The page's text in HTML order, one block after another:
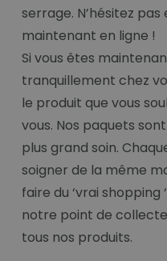
serrage. N’hésitez
maintenant en ligne !
Si vous êtes
tranquillement chez
le produit que vous
vous. Nos paquets
plus grand soin.
soigner de la même
faire du ‘vrai shopping
notre point de
tous nos produits.